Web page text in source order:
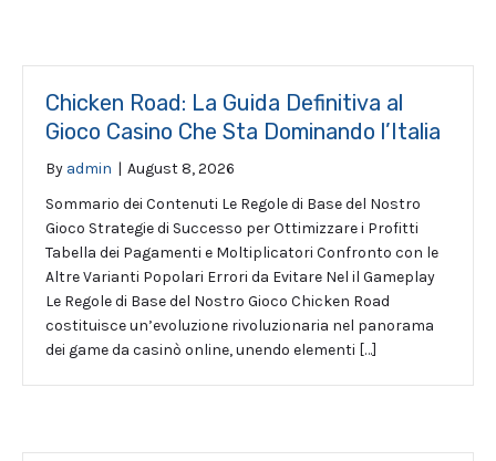
Chicken Road: La Guida Definitiva al
Gioco Casino Che Sta Dominando l’Italia
By admin | August 8, 2026
Sommario dei Contenuti Le Regole di Base del Nostro
Gioco Strategie di Successo per Ottimizzare i Profitti
Tabella dei Pagamenti e Moltiplicatori Confronto con le
Altre Varianti Popolari Errori da Evitare Nel il Gameplay
Le Regole di Base del Nostro Gioco Chicken Road
costituisce un’evoluzione rivoluzionaria nel panorama
dei game da casinò online, unendo elementi […]